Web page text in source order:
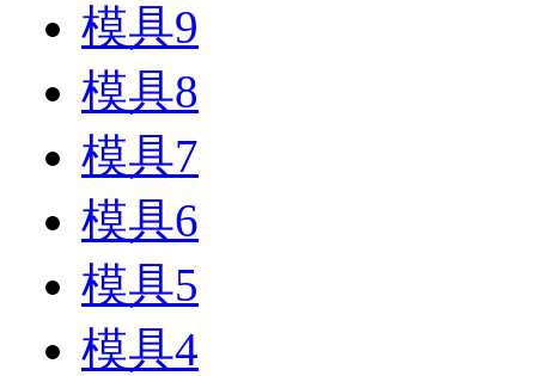
模具9
模具8
模具7
模具6
模具5
模具4